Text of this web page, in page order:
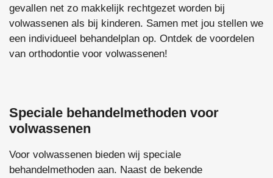
gevallen net zo makkelijk rechtgezet worden bij
volwassenen als bij kinderen. Samen met jou stellen we
een individueel behandelplan op. Ontdek de voordelen
van orthodontie voor volwassenen!
Speciale behandelmethoden voor
volwassenen
Voor volwassenen bieden wij speciale
behandelmethoden aan. Naast de bekende